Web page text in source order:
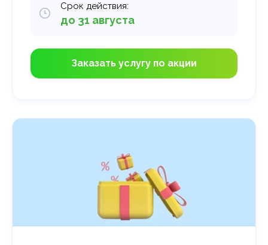
Срок действия:
до 31 августа
Заказать услугу по акции